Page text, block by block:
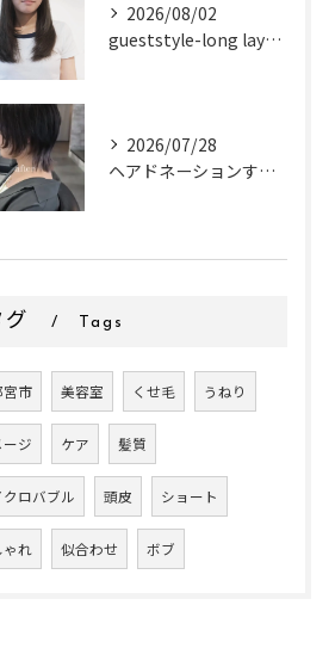
2026/08/02
gueststyle-long layer-
2026/07/28
ヘアドネーションするお客様✂
グ Tags
宮市 美容室 くせ毛 うねり
ージ ケア 髪質
クロバブル 頭皮 ショート
ゃれ 似合わせ ボブ